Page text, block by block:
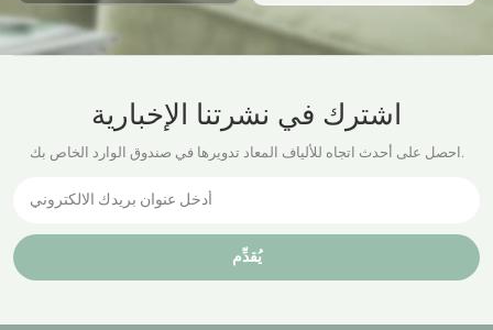
اشترك في نشرتنا الإخبارية
احصل على أحدث اتجاه للألياف المعاد تدويرها في صندوق الوارد الخاص بك.
يُقدِّم